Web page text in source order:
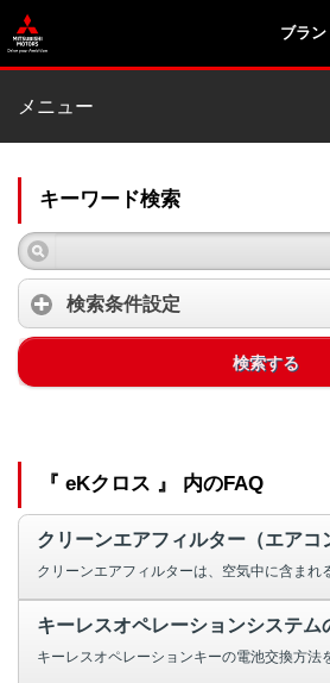
ブラ
メニュー
キーワード検索
検索条件設定
検索する
『 eKクロス 』 内のFAQ
クリーンエアフィルター（エアコ
キーレスオペレーションシステム